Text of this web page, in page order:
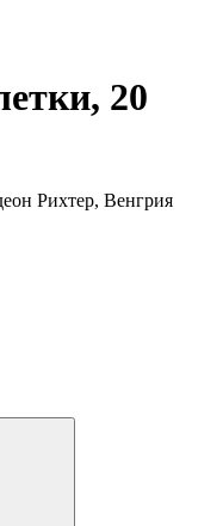
20
Рихтер, Венгрия